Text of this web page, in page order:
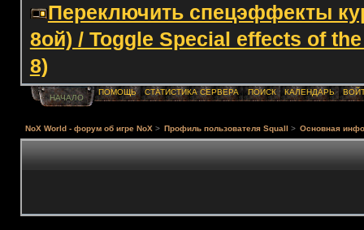
Переключить спецэффекты
8ой) / Toggle Special effects of
8)
НАЧАЛО
ПОМОЩЬ СТАТИСТИКА СЕРВЕРА ПОИСК КАЛЕНДАРЬ
NoX World - форум об игре NoX > Профиль пользователя Squall > Основная